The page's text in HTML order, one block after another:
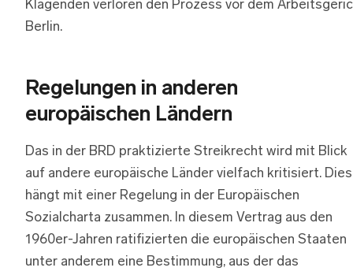
Klagenden verloren den Prozess vor dem
Berlin.
Regelungen in anderen
europäischen Ländern
Das in der BRD praktizierte Streikrecht wird mit Blick
auf andere europäische Länder vielfach kritisiert. Dies
hängt mit einer Regelung in der Europäischen
Sozialcharta zusammen. In diesem Vertrag aus den
1960er-Jahren ratifizierten die europäischen Staaten
unter anderem eine Bestimmung, aus der das